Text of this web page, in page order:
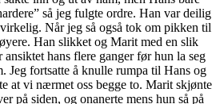
så jeg fulgte ordre. Han var deilig
Når jeg så også tok om pikken til
Han slikket og Marit med en slik
hans flere ganger før hun la seg
Jeg fortsatte å knulle rumpa til Hans og
at vi nærmet oss begge to. Marit skjønte
på siden, og onanerte mens hun så på